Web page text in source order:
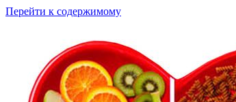
Перейти к содержимому